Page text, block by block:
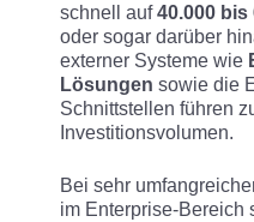
schnell auf40.000 bis
oder sogar darüber
externer Systeme wie
Lösungen sowie die
Schnittstellen führen
Investitionsvolumen.
Bei sehr
im Enterprise-Bereich